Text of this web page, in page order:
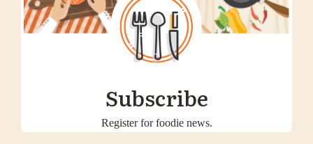
Subscribe
Register for foodie news.